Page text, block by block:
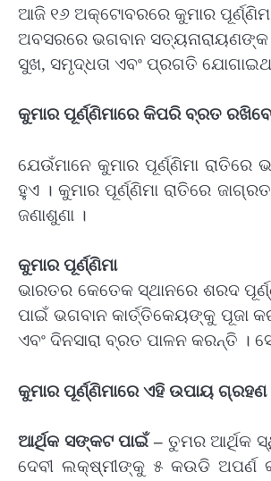
ଆଜି ୧୬ ଅକ୍ଟୋବରରେ କୁମାର
ଅବସରରେ ଭଗବାନ ସତ୍ୟନାରାୟଣଙ୍କ
ସୁଖ, ସମୃଦ୍ଧତା ଏବଂ ପ୍ରଗତି
କୁମାର ପୂର୍ଣ୍ଣିମାରେ କିପରି ବ୍ରତ
ଯେଉଁମାନେ କୁମାର ପୂର୍ଣ୍ଣିମା
ହୁଏ । କୁମାର ପୂର୍ଣ୍ଣିମା ରାତିରେ
ଜଣାଶୁଣା ।
କୁମାର ପୂର୍ଣ୍ଣିମା
ଭାରତର କେତେକ ସ୍ଥାନରେ ଶରଦ
ପାଇଁ ଭଗବାନ କାର୍ତ୍ତିକେୟଙ୍କୁ ପୂଜା
ଏବଂ ଦିନସାରା ବ୍ରତ ପାଳନ କରନ୍ତି ।
କୁମାର ପୂର୍ଣ୍ଣିମାରେ ଏହି ଉପାୟ
ଆର୍ଥିକ ସଙ୍କଟ ପାଇଁ – ତୁମର ଆର୍ଥିକ
ଦେବୀ ଲକ୍ଷ୍ମୀଙ୍କୁ ୫ କଉଡି ଅପର୍ଣ